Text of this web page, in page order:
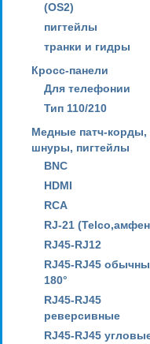
(OS2)
пигтейлы
транки и гидры
Кросс-панели
Для телефонии
Тип 110/210
Медные патч-корды,
шнуры, пигтейлы
BNC
HDMI
RCA
RJ-21
RJ45-RJ12
RJ45-RJ45
180°
RJ45-RJ45
реверсивные
RJ45-RJ45